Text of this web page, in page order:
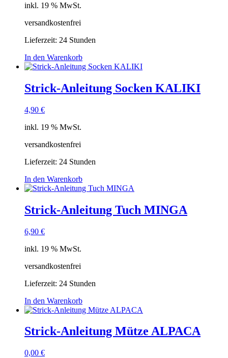
inkl. 19 % MwSt.
versandkostenfrei
Lieferzeit: 24 Stunden
In den Warenkorb
Strick-Anleitung Socken KALIKI
4,90 €
inkl. 19 % MwSt.
versandkostenfrei
Lieferzeit: 24 Stunden
In den Warenkorb
Strick-Anleitung Tuch MINGA
6,90 €
inkl. 19 % MwSt.
versandkostenfrei
Lieferzeit: 24 Stunden
In den Warenkorb
Strick-Anleitung Mütze ALPACA
0,00 €